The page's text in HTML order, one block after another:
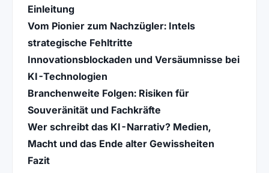
Einleitung
Vom Pionier zum Nachzügler: Intels
strategische Fehltritte
Innovationsblockaden und Versäumnisse bei
KI-Technologien
Branchenweite Folgen: Risiken für
Souveränität und Fachkräfte
Wer schreibt das KI-Narrativ? Medien,
Macht und das Ende alter Gewissheiten
Fazit